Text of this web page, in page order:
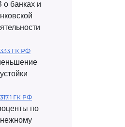
о банках и
333 ГК РФ
ГК РФ
по